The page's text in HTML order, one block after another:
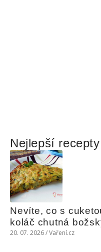
Nejlepší
Nevíte, co s
koláč chutná
20. 07. 2026 / Vaření.cz